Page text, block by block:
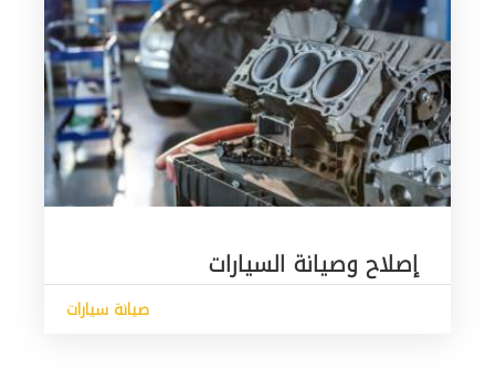
إصلاح وصيانة السيارات
صيانة سيارات